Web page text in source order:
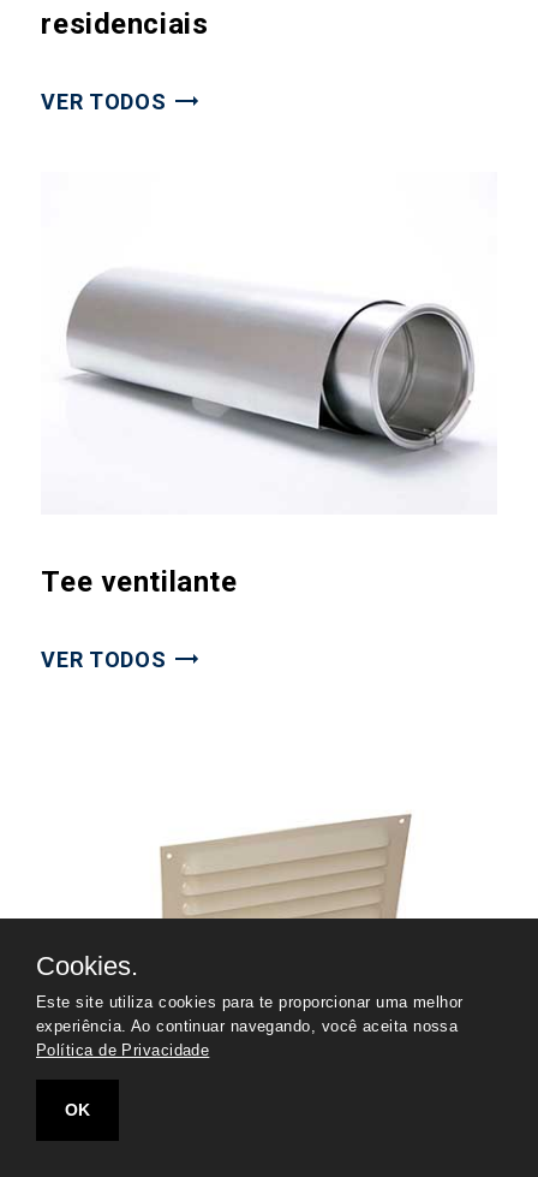
residenciais
VER TODOS
Tee ventilante
VER TODOS
Cookies.
Este site utiliza cookies para te proporcionar uma melhor
experiência. Ao continuar navegando, você aceita nossa
Política de Privacidade
OK